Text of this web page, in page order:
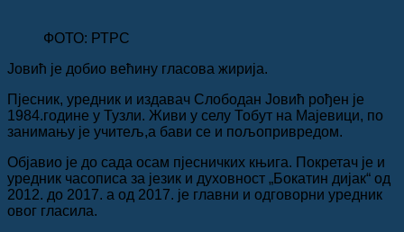
ФОТО: РТРС
Јовић је добио већину гласова жирија.
Пјесник, уредник и издавач Слободан Јовић рођен је
1984.године у Тузли. Живи у селу Тобут на Мајевици, по
занимању је учитељ,а бави се и пољопривредом.
Објавио је до сада осам пјесничких књига. Покретач је и
уредник часописа за језик и духовност „Бокатин дијак“ од
2012. до 2017. а од 2017. је главни и одговорни уредник
овог гласила.